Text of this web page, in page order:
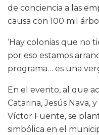
de conciencia a las
causa con 100 mil
‘Hay colonias que no
por eso estamos
programa… es una
En el evento, al que
Catarina, Jesús Nava,
Víctor Fuente, se
simbólica en el